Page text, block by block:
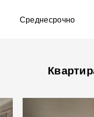
Среднесрочно